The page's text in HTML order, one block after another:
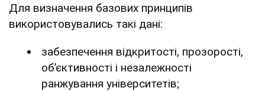
Для визначення базових принципів
використовувались такі дані:
забезпечення відкритості, прозорості,
об’єктивності і незалежності
ранжування університетів;